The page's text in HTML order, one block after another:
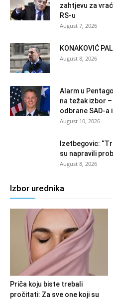
zahtjevu za
RS-u
August 7, 2026
KONAKOVIĆ
August 8, 2026
Alarm u
na težak izbor
odbrane SAD-a
August 10, 2026
Izetbegovic:
su napravili
August 8, 2026
Izbor urednika
Priča koju biste trebali
pročitati: Za sve one koji su